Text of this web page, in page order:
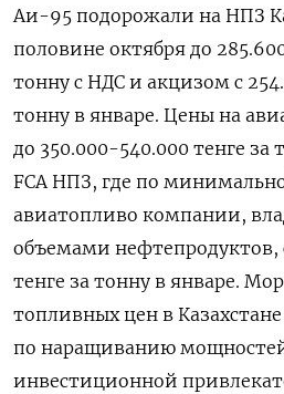
Аи-95 подорожали на НПЗ
половине октября до
тонну с НДС и акцизом с
тонну в январе. Цены на
до 350.000-540.000 тенге за
FCA НПЗ, где по
авиатопливо компании,
объемами нефтепродуктов,
тенге за тонну в январе.
топливных цен в
по наращиванию
инвестиционной